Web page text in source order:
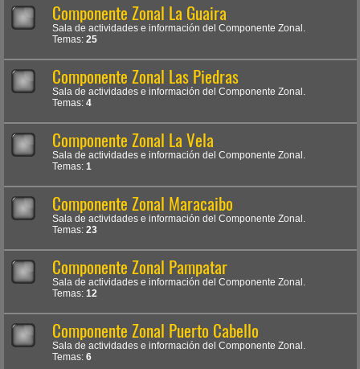
Componente Zonal La Guaira
Sala de actividades e información del Componente Zonal.
Temas: 25
Componente Zonal Las Piedras
Sala de actividades e información del Componente Zonal.
Temas: 4
Componente Zonal La Vela
Sala de actividades e información del Componente Zonal.
Temas: 1
Componente Zonal Maracaibo
Sala de actividades e información del Componente Zonal.
Temas: 23
Componente Zonal Pampatar
Sala de actividades e información del Componente Zonal.
Temas: 12
Componente Zonal Puerto Cabello
Sala de actividades e información del Componente Zonal.
Temas: 6